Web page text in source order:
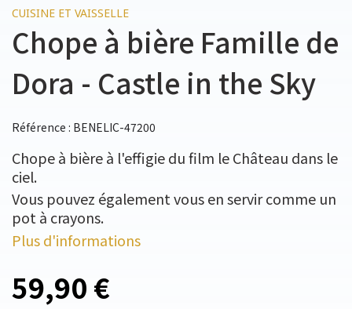
CUISINE ET VAISSELLE
Chope à bière Famille de
Dora - Castle in the Sky
Référence : BENELIC-47200
Chope à bière à l'effigie du film le Château dans le
ciel.
Vous pouvez également vous en servir comme un
pot à crayons.
Plus d'informations
59,90 €